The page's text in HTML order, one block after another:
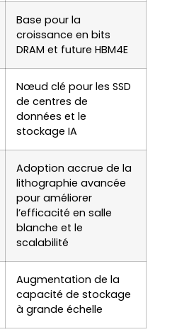
Base pour la
croissance en bits
DRAM et future HBM4E
Nœud clé pour les SSD
de centres de
données et le
stockage IA
Adoption accrue de la
lithographie avancée
pour améliorer
l’efficacité en salle
blanche et le
scalabilité
Augmentation de la
capacité de stockage
à grande échelle